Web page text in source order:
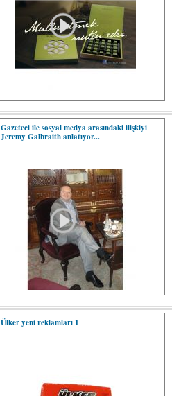
Gazeteci ile sosyal medya arasındaki ilişkiyi
Jeremy Galbraith anlatıyor...
Ülker yeni reklamları 1